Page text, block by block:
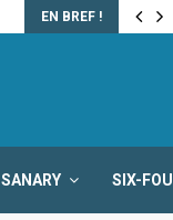
EN BREF !
SANARY SIX-